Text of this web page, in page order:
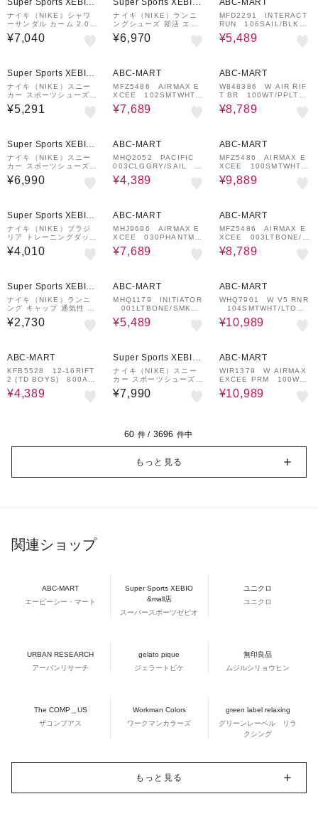
Super Sports XEBIO
&mall店
ナイキ（NIKE）シャワ
ーサンダル カーム 2.0 I
B0183-001 スポーツサ
ンダル
¥7,040
Super Sports XEBIO
&mall店
ナイキ（NIKE）ランニ
ングシューズ 部活 エア
ズーム ライバルフライ 4
CM ホワイト IO8267-1
¥6,970
ABC-MART
MFD2291 INTERACT
RUN 106SAIL/BLK
673272-0005
¥5,489
Super Sports XEBIO
&mall店
ナイキ（NIKE）スニー
カー スポーツシューズ
ウィメンズ MD ランナー
2 ブラック 749869-01
¥5,291
ABC-MART
MFZ5486 AIRMAX E
XCEE 102SMTWHT/S
MTW 688172-0006
¥7,689
ABC-MART
W848386 W AIR RIF
T BR 100WT/PPLTN
M 553833-0001
¥8,789
Super Sports XEBIO
&mall店
ナイキ（NIKE）スニー
カー スポーツシューズ
エア マックス エクシー
オフホワイト CD5432-1
¥6,990
ABC-MART
MHQ2052 PACIFIC
003CLGGRY/SAIL 6
95779-0005
¥4,389
ABC-MART
MFZ5486 AIRMAX E
XCEE 100SMTWHT/S
MTWH 688172-0002
¥9,889
Super Sports XEBIO
&mall店
ナイキ（NIKE）ブラジ
リア トレーニングダッフ
ルバッグ ミディアム 黒
60L IB4392-010 ダッ
¥4,010
ABC-MART
MHJ9696 AIRMAX E
XCEE 030PHANTM/B
GY 683595-0001
¥7,689
ABC-MART
MFZ5486 AIRMAX E
XCEE 003LTBONE/L
TARM 688172-0003
¥8,789
Super Sports XEBIO
&mall店
ナイキ（NIKE）ランニ
ング キャップ 通気性 速
乾 ホワイト 白 M/L FB5
681-100
¥2,730
ABC-MART
MHQ1179 INITIATOR
001LTBONE/SMKGR
688173-0001
¥5,489
ABC-MART
WHQ7901 W V5 RNR
104SMTWHT/LTOWB
695780-0005
¥10,989
ABC-MART
KFB5528 12-16RIFT
2 (TD BOYS) 800AR
COR/SMTWHT 66371
2-0004
¥4,389
Super Sports XEBIO
&mall店
ナイキ（NIKE）スニー
カー スポーツシューズ V
5 RNR ホワイト シルバ
ー HQ7901-112
¥7,990
ABC-MART
WIR1379 W AIRMAX
EXCEE PRM 100WHI
TE/WLFGRY 712689-
0001
¥10,989
60 件 / 3696 件中
もっと見る
関連ショップ
ABC-MART
エービーシー・マート
Super Sports XEBIO
&mall店
スーパースポーツゼビオ
ユニクロ
ユニクロ
URBAN RESEARCH
アーバンリサーチ
gelato pique
ジェラートピケ
無印良品
ムジルシリョウヒン
The COMP＿US
ザコンプアス
Workman Colors
ワークマンカラーズ
green label relaxing
グリーンレーベル リラ
クシング
もっと見る